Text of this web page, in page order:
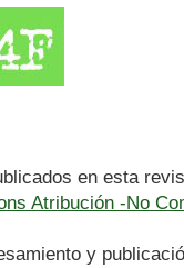
en esta
Atribución -No
y